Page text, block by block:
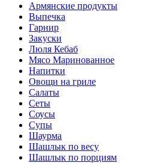
Армянские продукты
Выпечка
Гарнир
Закуски
Люля Кебаб
Мясо Маринованное
Напитки
Овощи на гриле
Салаты
Сеты
Соусы
Супы
Шаурма
Шашлык по весу
Шашлык по порциям